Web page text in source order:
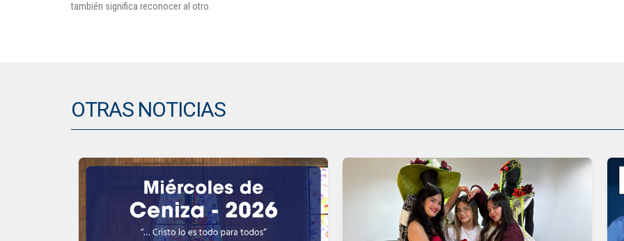
también significa reconocer al otro.
OTRAS NOTICIAS